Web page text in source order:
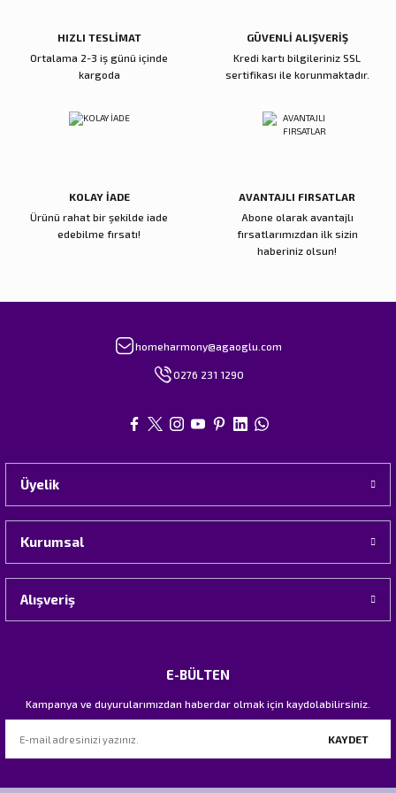
HIZLI TESLİMAT
Ortalama 2-3 iş günü içinde
kargoda
GÜVENLİ ALIŞVERİŞ
Kredi kartı bilgileriniz SSL
sertifikası ile korunmaktadır.
KOLAY İADE
Ürünü rahat bir şekilde iade
edebilme fırsatı!
AVANTAJLI FIRSATLAR
Abone olarak avantajlı
fırsatlarımızdan ilk sizin
haberiniz olsun!
homeharmony@agaoglu.com
0276 231 1290
Üyelik
Kurumsal
Alışveriş
E-BÜLTEN
Kampanya ve duyurularımızdan haberdar olmak için kaydolabilirsiniz.
KAYDET